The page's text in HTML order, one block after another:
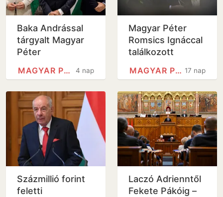
Baka Andrással
tárgyalt Magyar
Péter
4 nap
MAGYAR PÉTER
Magyar Péter
Romsics Ignáccal
találkozott
17 nap
MAGYAR PÉTER
Százmillió forint
feletti
Laczó Adrienntől
Fekete Pákóig –